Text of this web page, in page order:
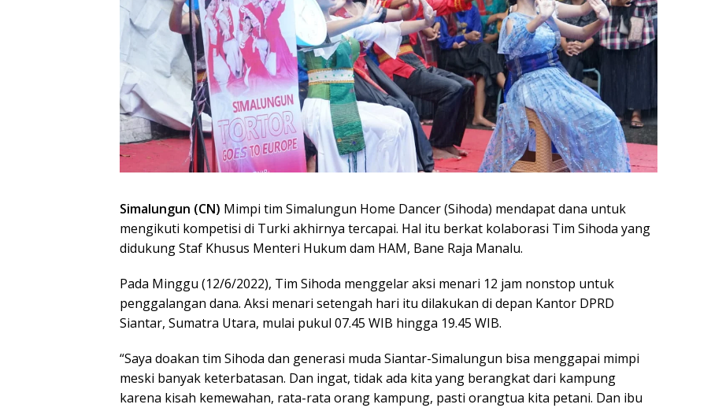
Simalungun (CN) Mimpi tim Simalungun Home Dancer (Sihoda) mendapat dana untuk
mengikuti kompetisi di Turki akhirnya tercapai. Hal itu berkat kolaborasi Tim Sihoda yang
didukung Staf Khusus Menteri Hukum dam HAM, Bane Raja Manalu.
Pada Minggu (12/6/2022), Tim Sihoda menggelar aksi menari 12 jam nonstop untuk
penggalangan dana. Aksi menari setengah hari itu dilakukan di depan Kantor DPRD
Siantar, Sumatra Utara, mulai pukul 07.45 WIB hingga 19.45 WIB.
“Saya doakan tim Sihoda dan generasi muda Siantar-Simalungun bisa menggapai mimpi
meski banyak keterbatasan. Dan ingat, tidak ada kita yang berangkat dari kampung
karena kisah kemewahan, rata-rata orang kampung, pasti orangtua kita petani. Dan ibu